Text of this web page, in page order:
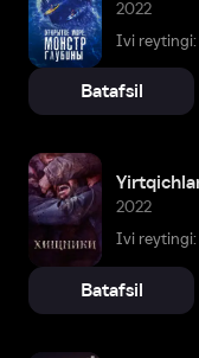
2022
Ivi
Batafsil
2022
Ivi reytingi:
Batafsil